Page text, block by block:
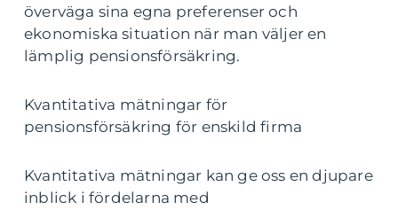
överväga sina egna preferenser och
ekonomiska situation när man väljer en
lämplig pensionsförsäkring.
Kvantitativa mätningar för
pensionsförsäkring för enskild firma
Kvantitativa mätningar kan ge oss en djupare
inblick i fördelarna med